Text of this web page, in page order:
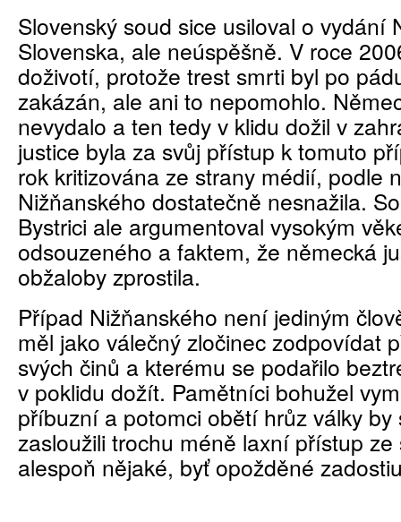
Slovenský soud sice usiloval o vydání
Slovenska, ale neúspěšně. V roce
doživotí, protože trest smrti byl po
zakázán, ale ani to nepomohlo.
nevydalo a ten tedy v klidu dožil v
justice byla za svůj přístup k tomuto
rok kritizována ze strany médií, podle
Nižňanského dostatečně nesnažila.
Bystrici ale argumentoval vysokým
odsouzeného a faktem, že německá
obžaloby zprostila.
Případ Nižňanského není jediným
měl jako válečný zločinec zodpovídat
svých činů a kterému se podařilo
v poklidu dožít. Pamětníci bohužel
příbuzní a potomci obětí hrůz války by
zasloužili trochu méně laxní přístup ze
alespoň nějaké, byť opožděné